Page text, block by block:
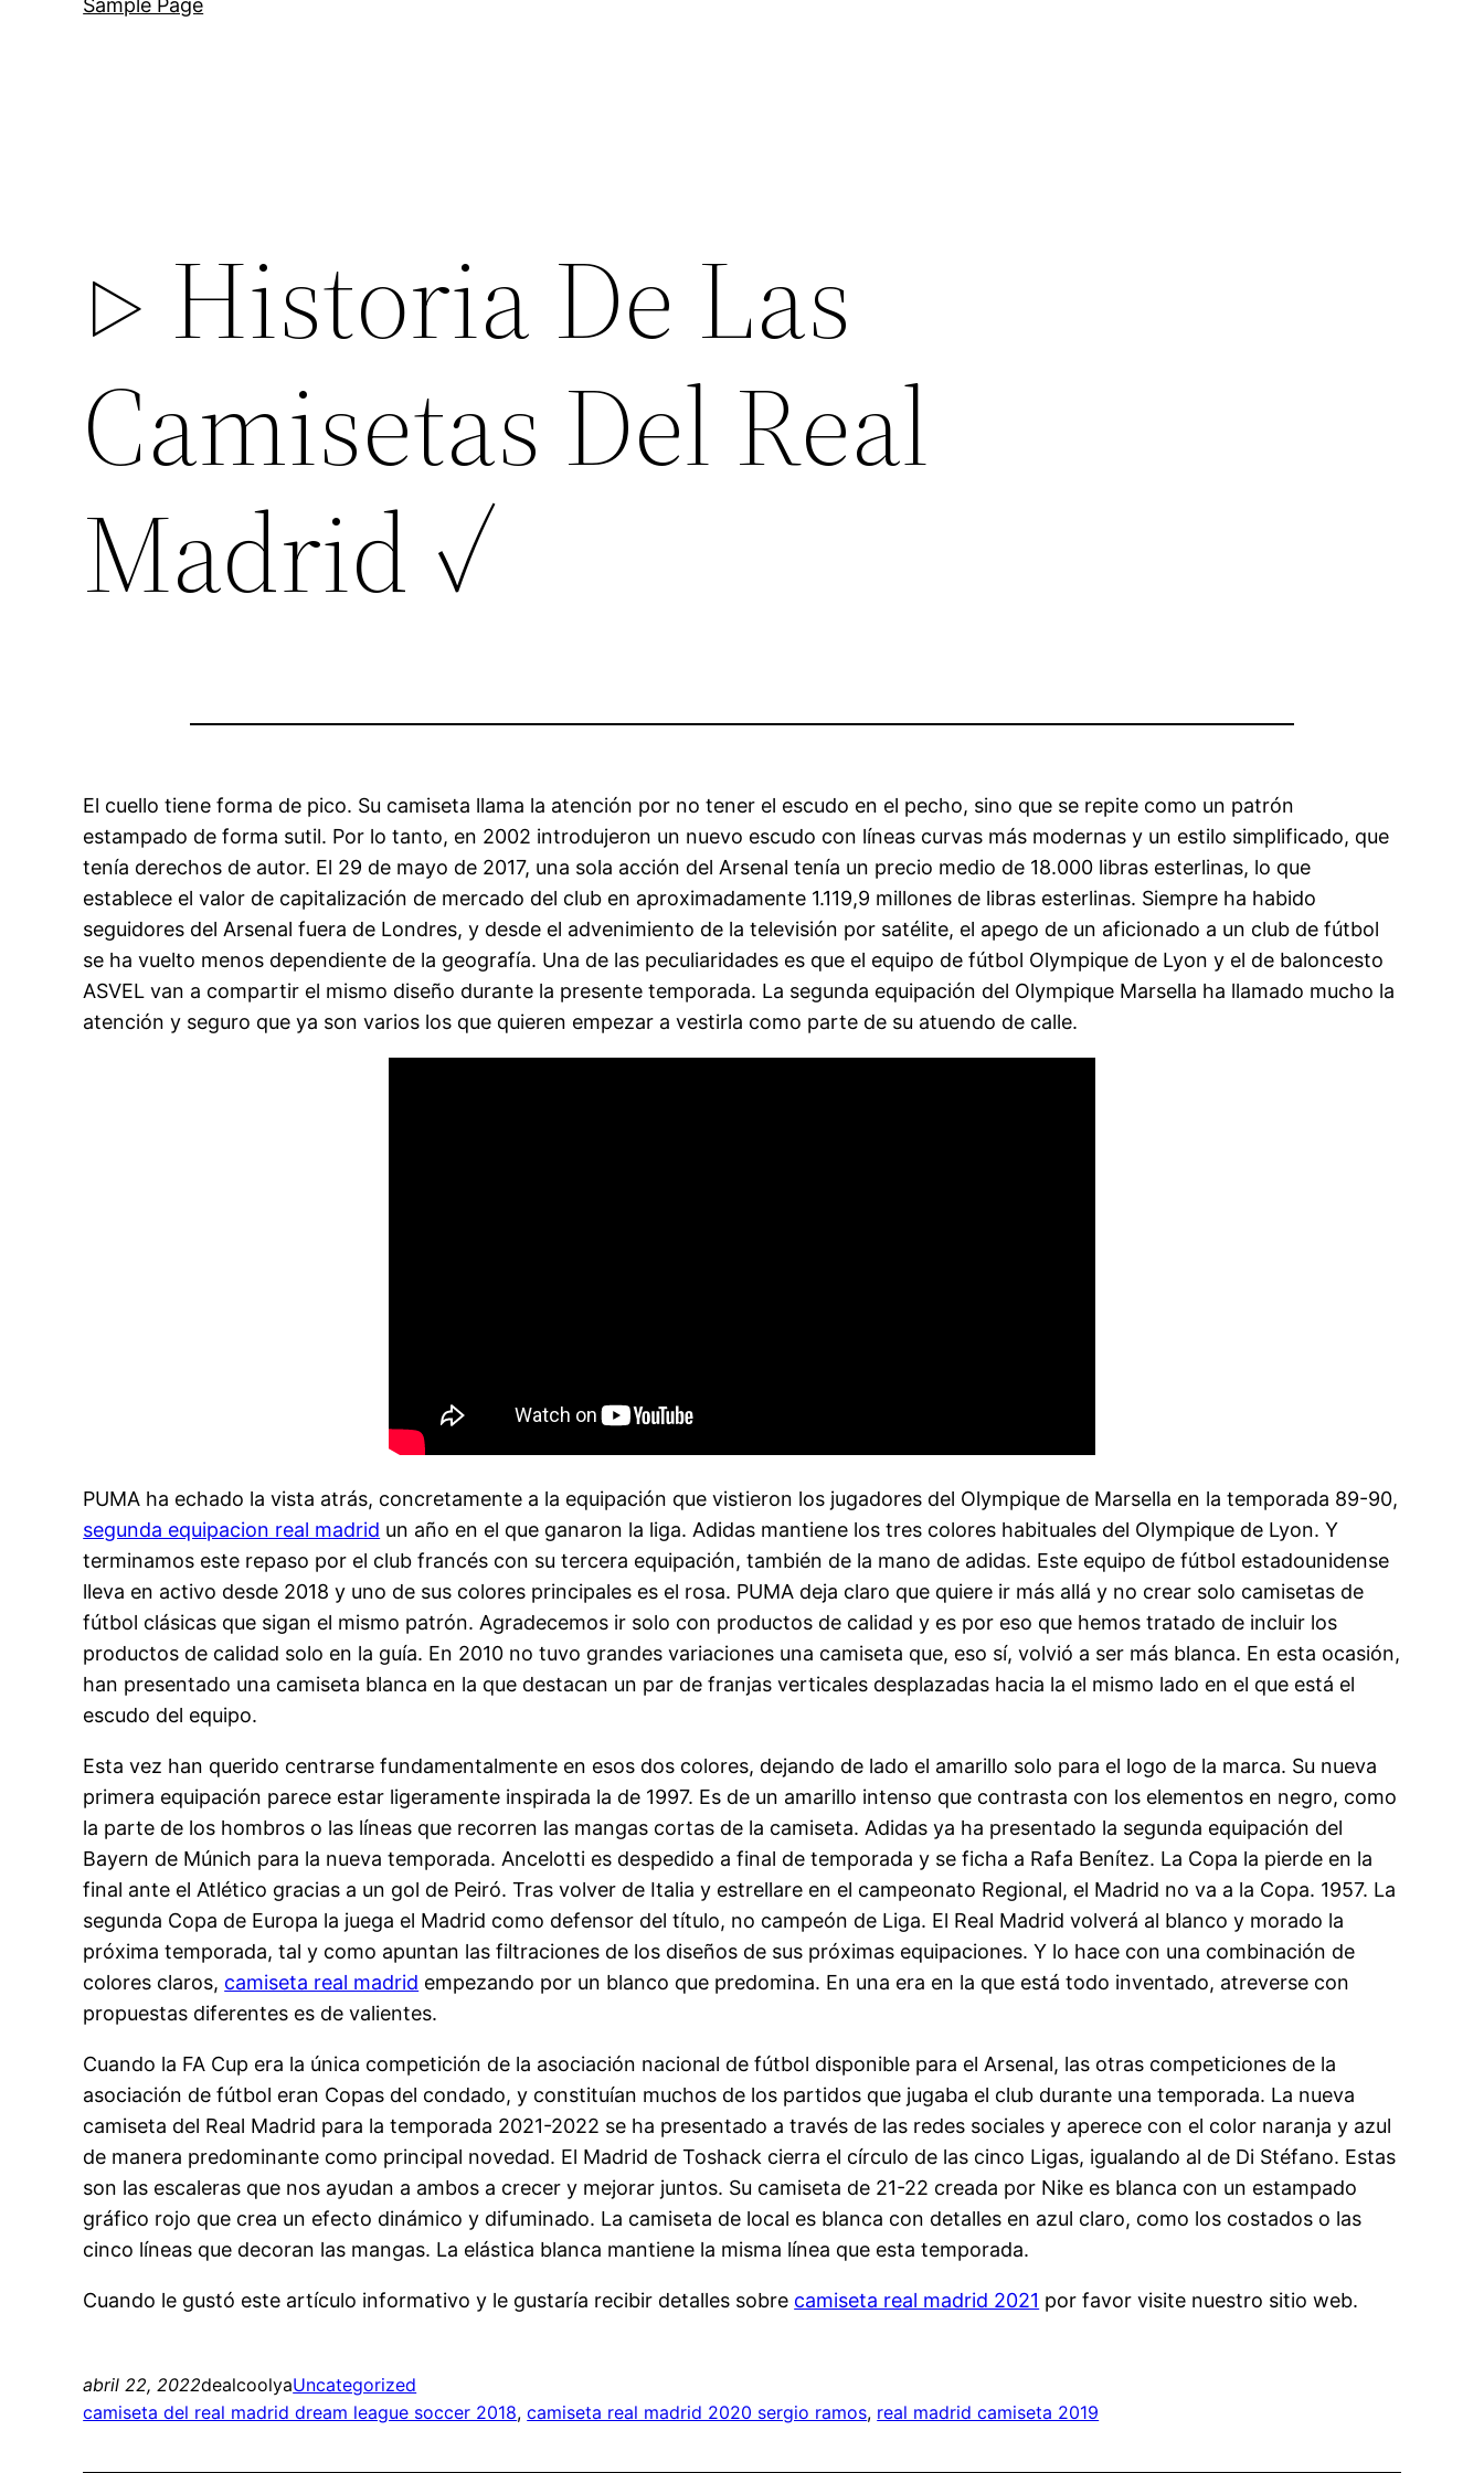
Sample Page
▷ Historia De Las
Camisetas Del Real
Madrid ✓
El cuello tiene forma de pico. Su camiseta llama la atención por no tener el escudo en el pecho, sino que se repite como un patrón
estampado de forma sutil. Por lo tanto, en 2002 introdujeron un nuevo escudo con líneas curvas más modernas y un estilo simplificado, que
tenía derechos de autor. El 29 de mayo de 2017, una sola acción del Arsenal tenía un precio medio de 18.000 libras esterlinas, lo que
establece el valor de capitalización de mercado del club en aproximadamente 1.119,9 millones de libras esterlinas. Siempre ha habido
seguidores del Arsenal fuera de Londres, y desde el advenimiento de la televisión por satélite, el apego de un aficionado a un club de fútbol
se ha vuelto menos dependiente de la geografía. Una de las peculiaridades es que el equipo de fútbol Olympique de Lyon y el de baloncesto
ASVEL van a compartir el mismo diseño durante la presente temporada. La segunda equipación del Olympique Marsella ha llamado mucho la
atención y seguro que ya son varios los que quieren empezar a vestirla como parte de su atuendo de calle.
PUMA ha echado la vista atrás, concretamente a la equipación que vistieron los jugadores del Olympique de Marsella en la temporada 89-90,
segunda equipacion real madrid un año en el que ganaron la liga. Adidas mantiene los tres colores habituales del Olympique de Lyon. Y
terminamos este repaso por el club francés con su tercera equipación, también de la mano de adidas. Este equipo de fútbol estadounidense
lleva en activo desde 2018 y uno de sus colores principales es el rosa. PUMA deja claro que quiere ir más allá y no crear solo camisetas de
fútbol clásicas que sigan el mismo patrón. Agradecemos ir solo con productos de calidad y es por eso que hemos tratado de incluir los
productos de calidad solo en la guía. En 2010 no tuvo grandes variaciones una camiseta que, eso sí, volvió a ser más blanca. En esta ocasión,
han presentado una camiseta blanca en la que destacan un par de franjas verticales desplazadas hacia la el mismo lado en el que está el
escudo del equipo.
Esta vez han querido centrarse fundamentalmente en esos dos colores, dejando de lado el amarillo solo para el logo de la marca. Su nueva
primera equipación parece estar ligeramente inspirada la de 1997. Es de un amarillo intenso que contrasta con los elementos en negro, como
la parte de los hombros o las líneas que recorren las mangas cortas de la camiseta. Adidas ya ha presentado la segunda equipación del
Bayern de Múnich para la nueva temporada. Ancelotti es despedido a final de temporada y se ficha a Rafa Benítez. La Copa la pierde en la
final ante el Atlético gracias a un gol de Peiró. Tras volver de Italia y estrellare en el campeonato Regional, el Madrid no va a la Copa. 1957. La
segunda Copa de Europa la juega el Madrid como defensor del título, no campeón de Liga. El Real Madrid volverá al blanco y morado la
próxima temporada, tal y como apuntan las filtraciones de los diseños de sus próximas equipaciones. Y lo hace con una combinación de
colores claros, camiseta real madrid empezando por un blanco que predomina. En una era en la que está todo inventado, atreverse con
propuestas diferentes es de valientes.
Cuando la FA Cup era la única competición de la asociación nacional de fútbol disponible para el Arsenal, las otras competiciones de la
asociación de fútbol eran Copas del condado, y constituían muchos de los partidos que jugaba el club durante una temporada. La nueva
camiseta del Real Madrid para la temporada 2021-2022 se ha presentado a través de las redes sociales y aperece con el color naranja y azul
de manera predominante como principal novedad. El Madrid de Toshack cierra el círculo de las cinco Ligas, igualando al de Di Stéfano. Estas
son las escaleras que nos ayudan a ambos a crecer y mejorar juntos. Su camiseta de 21-22 creada por Nike es blanca con un estampado
gráfico rojo que crea un efecto dinámico y difuminado. La camiseta de local es blanca con detalles en azul claro, como los costados o las
cinco líneas que decoran las mangas. La elástica blanca mantiene la misma línea que esta temporada.
Cuando le gustó este artículo informativo y le gustaría recibir detalles sobre camiseta real madrid 2021 por favor visite nuestro sitio web.
abril 22, 2022dealcoolyaUncategorized
camiseta del real madrid dream league soccer 2018, camiseta real madrid 2020 sergio ramos, real madrid camiseta 2019